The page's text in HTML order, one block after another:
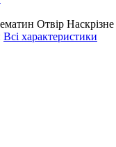
Отвір Наскрізне
Всі характеристики